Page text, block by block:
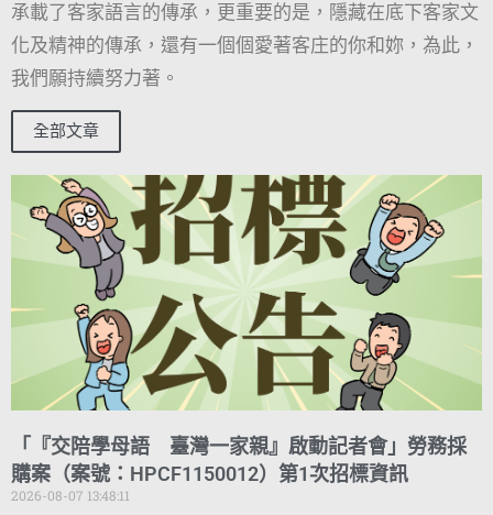
承載了客家語言的傳承，更重要的是，隱藏在底下客家文
化及精神的傳承，還有一個個愛著客庄的你和妳，為此，
我們願持續努力著。
全部文章
「『交陪學母語 臺灣一家親』啟動記者會」勞務採
購案（案號：HPCF1150012）第1次招標資訊
2026-08-07 13:48:11